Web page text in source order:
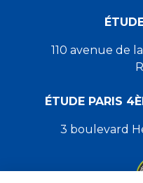
110 avenue de
ÉTUDE PARIS
3 boulevard